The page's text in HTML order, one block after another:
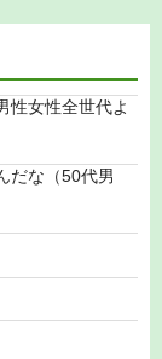
性女性全世代よ
だな（50代男